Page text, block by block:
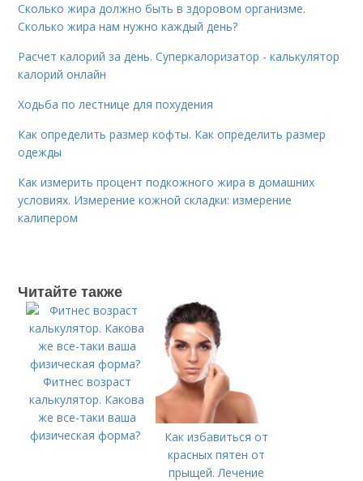
Сколько жира должно быть в здоровом организме.
Сколько жира нам нужно каждый день?
Расчет калорий за день. Суперкалоризатор - калькулятор
калорий онлайн
Ходьба по лестнице для похудения
Как определить размер кофты. Как определить размер
одежды
Как измерить процент подкожного жира в домашних
условиях. Измерение кожной складки: измерение
калипером
Читайте также
Фитнес возраст
калькулятор. Какова
же все-таки ваша
физическая форма?
Как избавиться от
красных пятен от
прыщей. Лечение